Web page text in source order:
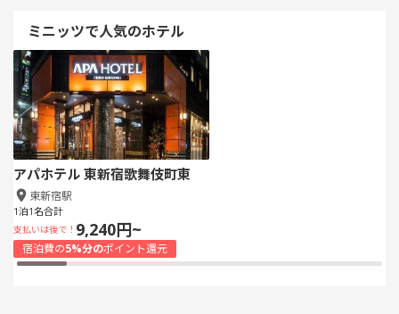
ミニッツで人気のホテル
アパホテル 東新宿歌舞伎町東
東新宿駅
1泊1名合計
支払いは後で！ 9,240円~
宿泊費の5%分のポイント還元